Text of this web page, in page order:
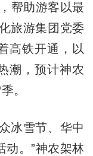
帮助游客以最
旅游集团党委
高铁开通，以
潮，预计神农
。
冰雪节、华中
动。”神农架林